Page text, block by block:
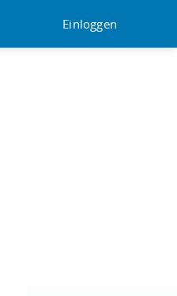
Einloggen